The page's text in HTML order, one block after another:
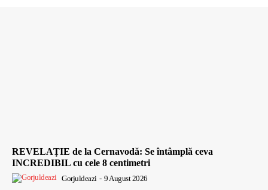
REVELAȚIE de la Cernavodă: Se întâmplă ceva
INCREDIBIL cu cele 8 centimetri
Gorjuldeazi - 9 August 2026